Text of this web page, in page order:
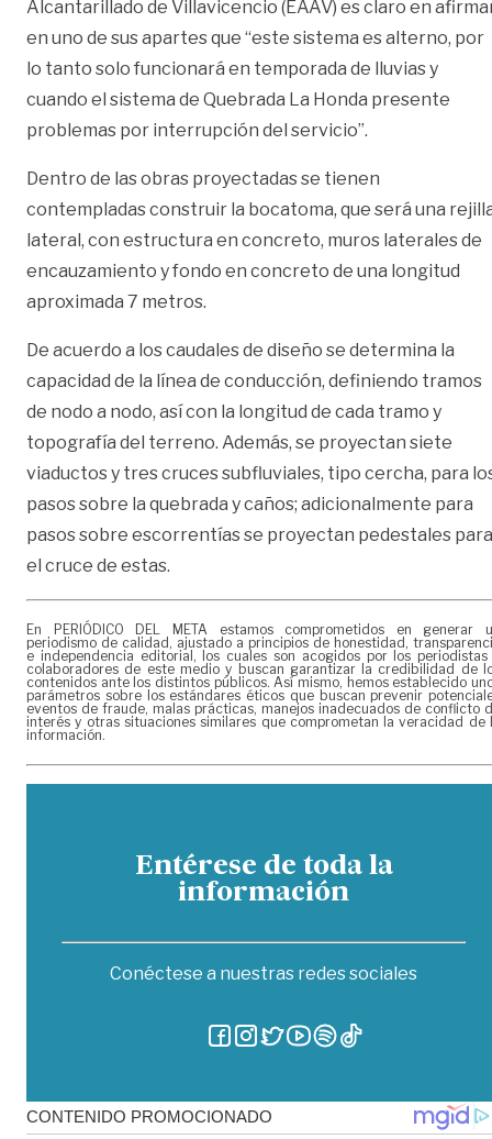
Alcantarillado de Villavicencio (EAAV) es claro en
en uno de sus apartes que “este sistema es alterno, por
lo tanto solo funcionará en temporada de lluvias y
cuando el sistema de Quebrada La Honda presente
problemas por interrupción del servicio”.
Dentro de las obras proyectadas se tienen
contempladas construir la bocatoma, que será una
lateral, con estructura en concreto, muros laterales de
encauzamiento y fondo en concreto de una longitud
aproximada 7 metros.
De acuerdo a los caudales de diseño se determina la
capacidad de la línea de conducción, definiendo tramos
de nodo a nodo, así con la longitud de cada tramo y
topografía del terreno. Además, se proyectan siete
viaductos y tres cruces subfluviales, tipo cercha, para
pasos sobre la quebrada y caños; adicionalmente para
pasos sobre escorrentías se proyectan pedestales para
el cruce de estas.
En PERIÓDICO DEL META estamos comprometidos en generar
periodismo de calidad, ajustado a principios de honestidad,
e independencia editorial, los cuales son acogidos por los periodistas
colaboradores de este medio y buscan garantizar la credibilidad de
contenidos ante los distintos públicos. Así mismo, hemos establecido
parámetros sobre los estándares éticos que buscan prevenir
eventos de fraude, malas prácticas, manejos inadecuados de conflicto
interés y otras situaciones similares que comprometan la veracidad de
información.
Entérese de toda la
información
Conéctese a nuestras redes sociales